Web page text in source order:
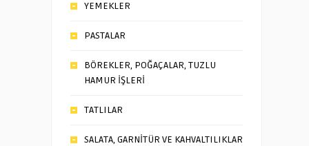
YEMEKLER
PASTALAR
BÖREKLER, POĞAÇALAR, TUZLU
HAMUR İŞLERİ
TATLILAR
SALATA, GARNİTÜR VE KAHVALTILIKLAR